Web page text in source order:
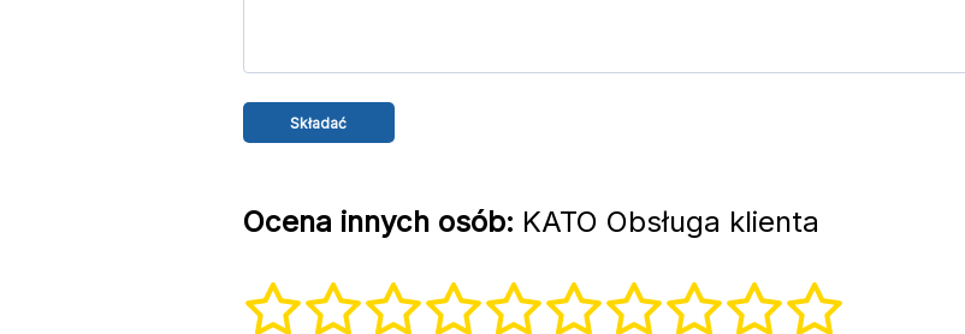
Ocena innych osób: KATO Obsługa klienta